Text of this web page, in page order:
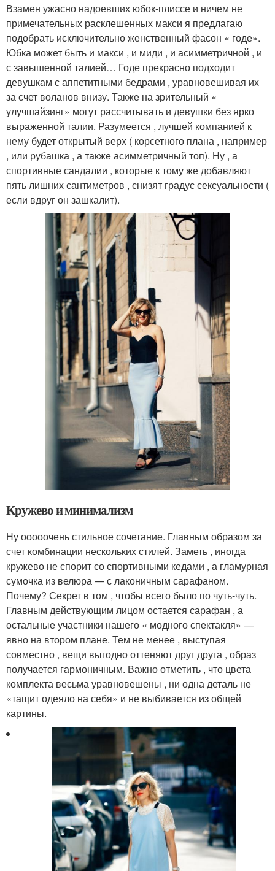
Взамен ужасно надоевших юбок-плиссе и ничем не
примечательных расклешенных макси я предлагаю
подобрать исключительно женственный фасон « годе».
Юбка может быть и макси , и миди , и асимметричной , и
с завышенной талией… Годе прекрасно подходит
девушкам с аппетитными бедрами , уравновешивая их
за счет воланов внизу. Также на зрительный «
улучшайзинг» могут рассчитывать и девушки без ярко
выраженной талии. Разумеется , лучшей компанией к
нему будет открытый верх ( корсетного плана , например
, или рубашка , а также асимметричный топ). Ну , а
спортивные сандалии , которые к тому же добавляют
пять лишних сантиметров , снизят градус сексуальности (
если вдруг он зашкалит).
Кружево и минимализм
Ну ооооочень стильное сочетание. Главным образом за
счет комбинации нескольких стилей. Заметь , иногда
кружево не спорит со спортивными кедами , а гламурная
сумочка из велюра — с лаконичным сарафаном.
Почему? Секрет в том , чтобы всего было по чуть-чуть.
Главным действующим лицом остается сарафан , а
остальные участники нашего « модного спектакля» —
явно на втором плане. Тем не менее , выступая
совместно , вещи выгодно оттеняют друг друга , образ
получается гармоничным. Важно отметить , что цвета
комплекта весьма уравновешены , ни одна деталь не
«тащит одеяло на себя» и не выбивается из общей
картины.